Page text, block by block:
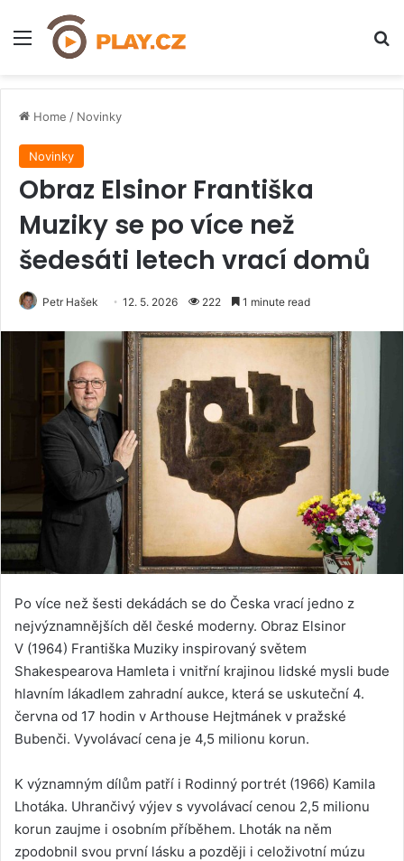
Menu
Home / Novinky
Novinky
Obraz Elsinor Františka
Muziky se po více než
šedesáti letech vrací domů
Petr Hašek 12. 5. 2026 222 1 minute read
Po více než šesti dekádách se do Česka vrací jedno z
nejvýznamnějších děl české moderny. Obraz Elsinor
V (1964) Františka Muziky inspirovaný světem
Shakespearova Hamleta i vnitřní krajinou lidské mysli bude
hlavním lákadlem zahradní aukce, která se uskuteční 4.
června od 17 hodin v Arthouse Hejtmánek v pražské
Bubenči. Vyvolávací cena je 4,5 milionu korun.
K významným dílům patří i Rodinný portrét (1966) Kamila
Lhotáka. Uhrančivý výjev s vyvolávací cenou 2,5 milionu
korun zaujme i osobním příběhem. Lhoták na něm
zpodobnil svou první lásku a později i celoživotní múzu